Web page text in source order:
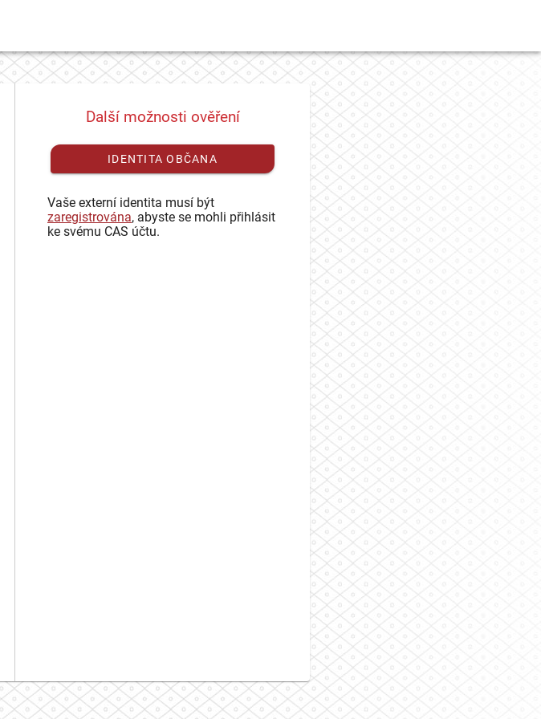
Další možnosti ověření
IDENTITA OBČANA
Vaše externí identita musí být
zaregistrována, abyste se mohli přihlásit
ke svému CAS účtu.